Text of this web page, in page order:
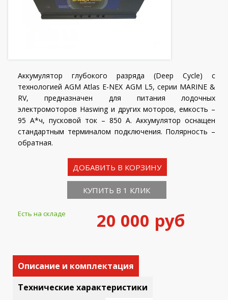
Аккумулятор глубокого разряда (Deep Cycle) с
технологией AGM Atlas E-NEX AGM L5, серии MARINE &
RV, предназначен для питания лодочных
электромоторов Haswing и других моторов, емкость –
95 А*ч, пусковой ток – 850 А. Аккумулятор оснащен
стандартным терминалом подключения. Полярность –
обратная.
ДОБАВИТЬ В КОРЗИНУ
КУПИТЬ В 1 КЛИК
20 000 руб
Есть на складе
Описание и комплектация
Технические характеристики